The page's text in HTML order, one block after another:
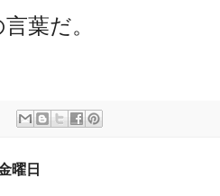
葉だ。
曜日